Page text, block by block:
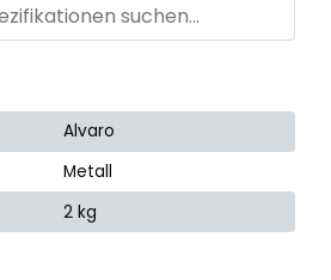
Alvaro
Metall
2 kg